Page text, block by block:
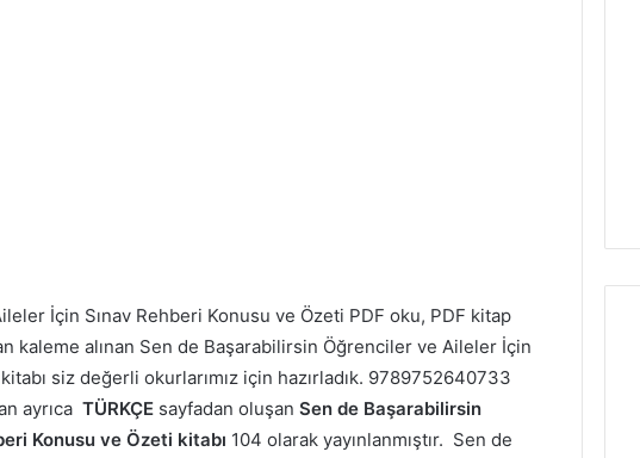
İçin Sınav Rehberi Konusu ve Özeti PDF oku, PDF kitap
kaleme alınan Sen de Başarabilirsin Öğrenciler ve Aileler İçin
siz değerli okurlarımız için hazırladık. 9789752640733
ayrıca TÜRKÇE sayfadan oluşan Sen de Başarabilirsin
Konusu ve Özeti kitabı 104 olarak yayınlanmıştır. Sen de